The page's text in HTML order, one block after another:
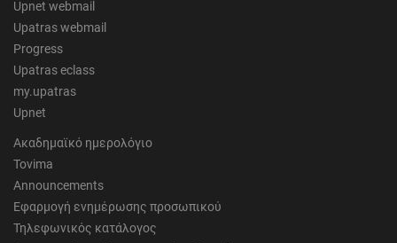
Upnet webmail
Upatras webmail
Progress
Upatras eclass
my.upatras
Upnet
Ακαδημαϊκό ημερολόγιο
Tovima
Announcements
Εφαρμογή ενημέρωσης προσωπικού
Τηλεφωνικός κατάλογος